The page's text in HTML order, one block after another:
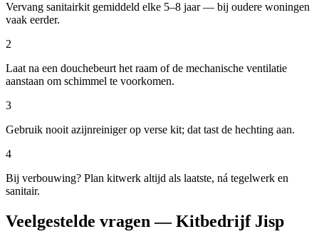
Vervang sanitairkit gemiddeld elke 5–8 jaar — bij oudere woningen
vaak eerder.
2
Laat na een douchebeurt het raam of de mechanische ventilatie
aanstaan om schimmel te voorkomen.
3
Gebruik nooit azijnreiniger op verse kit; dat tast de hechting aan.
4
Bij verbouwing? Plan kitwerk altijd als laatste, ná tegelwerk en
sanitair.
Veelgestelde vragen — Kitbedrijf Jisp